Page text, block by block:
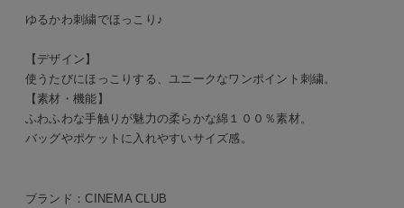
ゆるかわ刺繍でほっこり♪
【デザイン】
使うたびにほっこりする、ユニークなワンポイント刺繍。
【素材・機能】
ふわふわな手触りが魅力の柔らかな綿１００％素材。
バッグやポケットに入れやすいサイズ感。
ブランド：CINEMA CLUB